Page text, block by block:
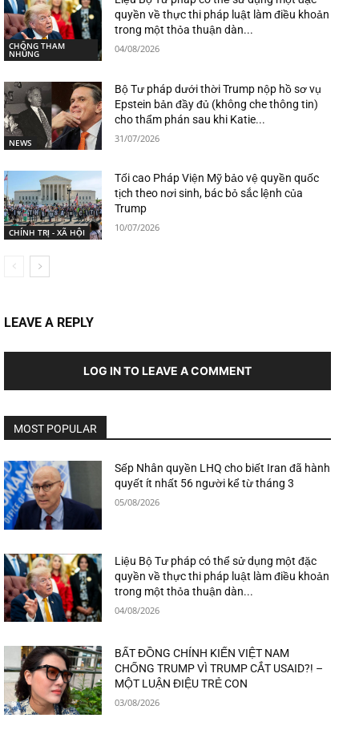
CHỐNG THAM
NHŨNG
quyền về thực thi pháp luật làm điều khoản
trong một thỏa thuận dàn...
04/08/2026
NEWS
Bộ Tư pháp dưới thời Trump nộp hồ sơ vụ
Epstein bản đầy đủ (không che thông tin)
cho thẩm phán sau khi Katie...
31/07/2026
CHÍNH TRỊ - XÃ HỘI
Tối cao Pháp Viện Mỹ bảo vệ quyền quốc
tịch theo nơi sinh, bác bỏ sắc lệnh của
Trump
10/07/2026
LEAVE A REPLY
LOG IN TO LEAVE A COMMENT
MOST POPULAR
Sếp Nhân quyền LHQ cho biết Iran đã hành
quyết ít nhất 56 người kể từ tháng 3
05/08/2026
Liệu Bộ Tư pháp có thể sử dụng một đặc
quyền về thực thi pháp luật làm điều khoản
trong một thỏa thuận dàn...
04/08/2026
BẤT ĐỒNG CHÍNH KIẾN VIỆT NAM
CHỐNG TRUMP VÌ TRUMP CẮT USAID?! –
MỘT LUẬN ĐIỆU TRẺ CON
03/08/2026